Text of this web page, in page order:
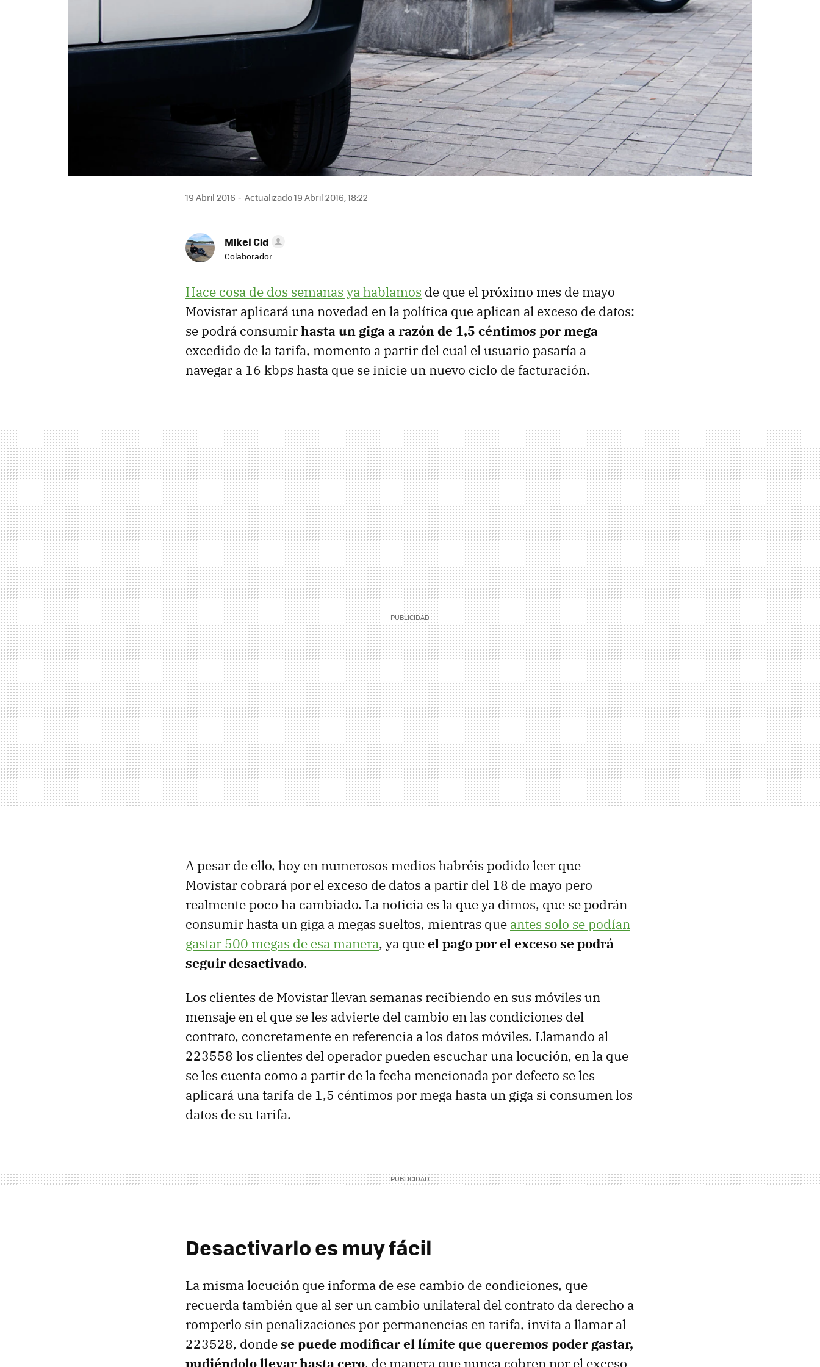
19 Abril 2016 Actualizado 19 Abril 2016, 18:22
Mikel Cid
Colaborador
Hace cosa de dos semanas ya hablamos de que el próximo mes de mayo
Movistar aplicará una novedad en la política que aplican al exceso de datos:
se podrá consumirhasta un giga a razón de 1,5 céntimos por mega
excedido de la tarifa, momento a partir del cual el usuario pasaría a
navegar a 16 kbps hasta que se inicie un nuevo ciclo de facturación.
A pesar de ello, hoy en numerosos medios habréis podido leer que
Movistar cobrará por el exceso de datos a partir del 18 de mayo pero
realmente poco ha cambiado. La noticia es la que ya dimos, que se podrán
consumir hasta un giga a megas sueltos, mientras que antes solo se podían
gastar 500 megas de esa manera, ya queel pago por el exceso se podrá
seguir desactivado.
Los clientes de Movistar llevan semanas recibiendo en sus móviles un
mensaje en el que se les advierte del cambio en las condiciones del
contrato, concretamente en referencia a los datos móviles. Llamando al
223558 los clientes del operador pueden escuchar una locución, en la que
se les cuenta como a partir de la fecha mencionada por defecto se les
aplicará una tarifa de 1,5 céntimos por mega hasta un giga si consumen los
datos de su tarifa.
Desactivarlo es muy fácil
La misma locución que informa de ese cambio de condiciones, que
recuerda también que al ser un cambio unilateral del contrato da derecho a
romperlo sin penalizaciones por permanencias en tarifa, invita a llamar al
223528, dondese puede modificar el límite que queremos poder gastar,
pudiéndolo llevar hasta cero, de manera que nunca cobren por el exceso